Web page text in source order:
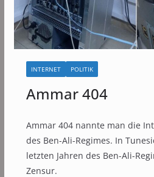
INTERNET POLITIK
Ammar 404
Ammar 404 nannte man die
des Ben-Ali-Regimes. In
letzten Jahren des Ben-Ali-
Zensur.